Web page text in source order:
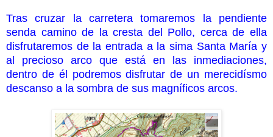
Tras cruzar la carretera tomaremos la pendiente
senda camino de la cresta del Pollo, cerca de ella
disfrutaremos de la entrada a la sima Santa María y
al precioso arco que está en las inmediaciones,
dentro de él podremos disfrutar de un merecidísmo
descanso a la sombra de sus magníficos arcos.